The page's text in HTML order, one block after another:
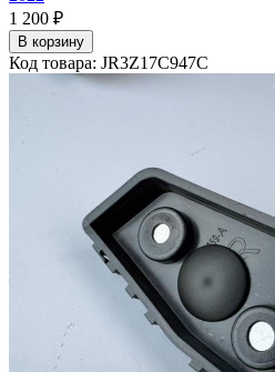
1 200 ₽
В корзину
Код товара: JR3Z17С947C